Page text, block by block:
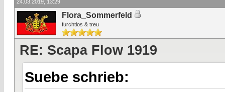
24.03.2019, 13:29
Flora_Sommerfeld
furchtlos & treu
RE: Scapa Flow 1919
Suebe schrieb: